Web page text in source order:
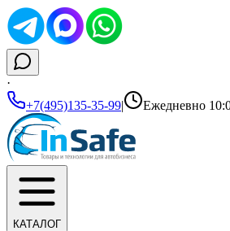
·
+7(495)135-35-99| Ежедневно
КАТАЛОГ